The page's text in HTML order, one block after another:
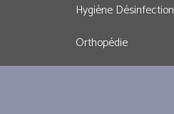
Hygiène Désinfection
Orthopédie